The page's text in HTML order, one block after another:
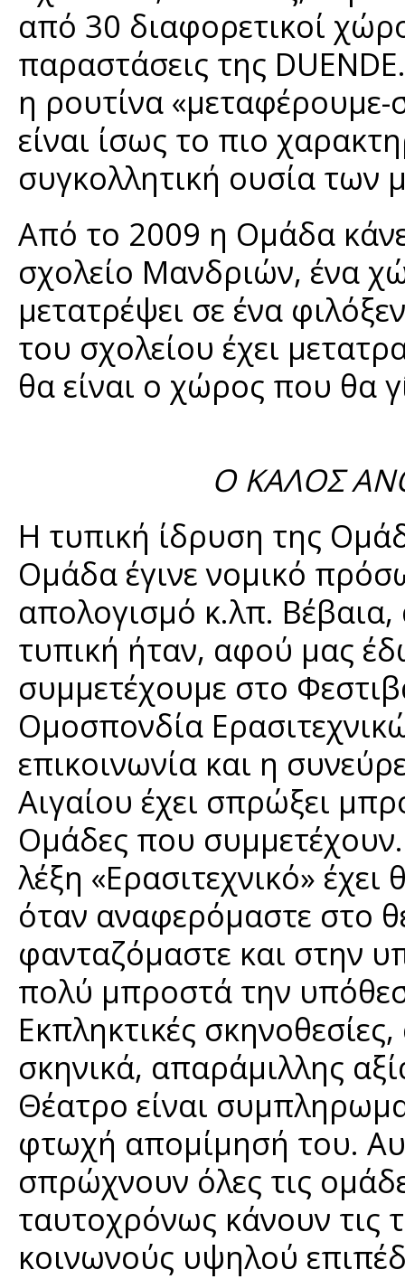
από 30 διαφορετικοί
παραστάσεις της
η ρουτίνα
είναι ίσως το πιο
συγκολλητική ουσία των
Από το 2009 η Ομάδα
σχολείο Μανδριών, ένα
μετατρέψει σε ένα
του σχολείου έχει
θα είναι ο χώρος που θα
Ο ΚΑΛΟΣ
Η τυπική ίδρυση της
Ομάδα έγινε νομικό
απολογισμό κ.λπ.
τυπική ήταν, αφού μας
συμμετέχουμε στο
Ομοσπονδία
επικοινωνία και η
Αιγαίου έχει σπρώξει
Ομάδες που
λέξη «Ερασιτεχνικό» έχει
όταν αναφερόμαστε στο
φανταζόμαστε και στην
πολύ μπροστά την
Εκπληκτικές
σκηνικά, απαράμιλλης
Θέατρο είναι
φτωχή απομίμησή του.
σπρώχνουν όλες τις
ταυτοχρόνως κάνουν τις
κοινωνούς υψηλού